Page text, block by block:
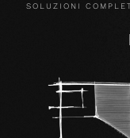
SOLUZIONI